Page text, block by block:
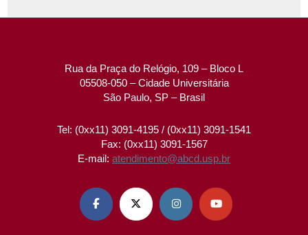
Rua da Praça do Relógio, 109 – Bloco L
05508-050 – Cidade Universitária
São Paulo, SP – Brasil
Tel: (0xx11) 3091-4195 / (0xx11) 3091-1541
Fax: (0xx11) 3091-1567
E-mail: atendimento@abcd.usp.br
   